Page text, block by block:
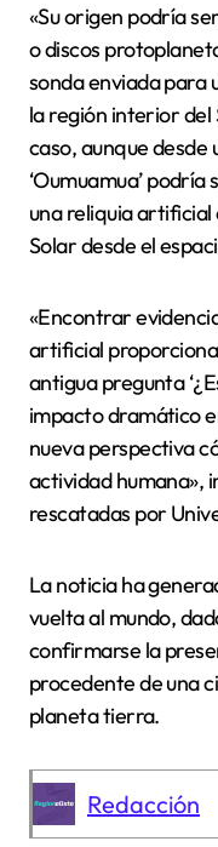
«Su origen podría
o discos
sonda enviada para
la región interior del
caso, aunque
‘Oumuamua’
una reliquia
Solar desde el
«Encontrar
artificial
antigua pregunta
impacto dramático
nueva perspectiva
actividad humana»,
rescatadas por
La noticia ha
vuelta al mundo,
confirmarse la
procedente de una
planeta tierra.
Redacción